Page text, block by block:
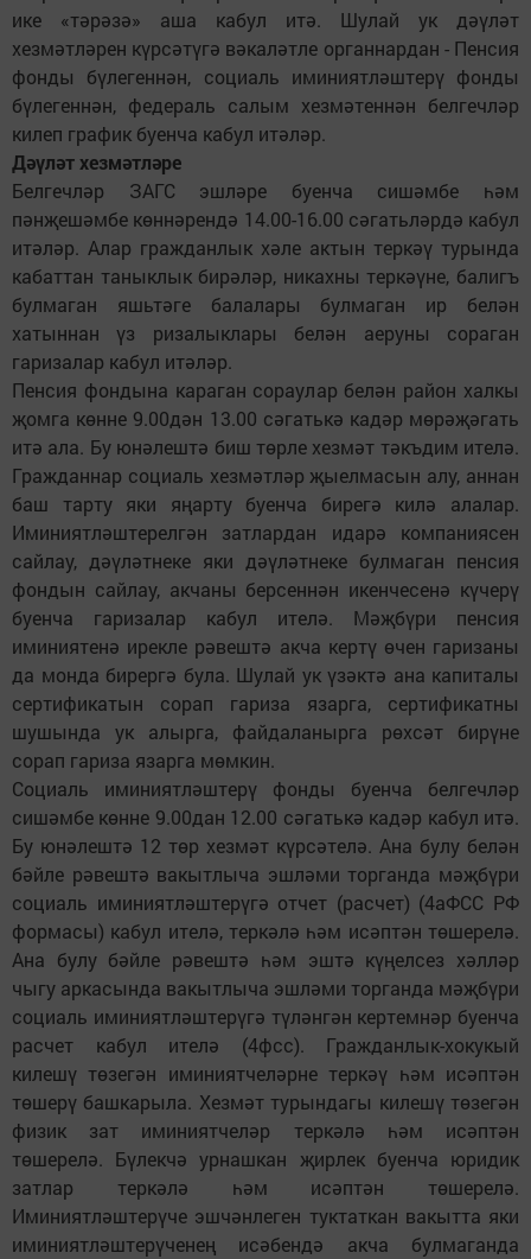
ике «тәрәзә» аша кабул итә. Шулай ук дәүләт
хезмәтләрен күрсәтүгә вәкаләтле органнардан - Пенсия
фонды бүлегеннән, социаль иминиятләштерү фонды
бүлегеннән, федераль салым хезмәтеннән белгечләр
килеп график буенча кабул итәләр.
Дәүләт хезмәтләре
Белгечләр ЗАГС эшләре буенча сишәмбе һәм
пәнҗешәмбе көннәрендә 14.00-16.00 сәгатьләрдә кабул
итәләр. Алар гражданлык хәле актын теркәү турында
кабаттан таныклык бирәләр, никахны теркәүне, балигъ
булмаган яшьтәге балалары булмаган ир белән
хатыннан үз ризалыклары белән аеруны сораган
гаризалар кабул итәләр.
Пенсия фондына караган сораулар белән район халкы
җомга көнне 9.00дән 13.00 сәгатькә кадәр мөрәҗәгать
итә ала. Бу юнәлештә биш төрле хезмәт тәкъдим ителә.
Гражданнар социаль хезмәтләр җыелмасын алу, аннан
баш тарту яки яңарту буенча бирегә килә алалар.
Иминиятләштерелгән затлардан идарә компаниясен
сайлау, дәүләтнеке яки дәүләтнеке булмаган пенсия
фондын сайлау, акчаны берсеннән икенчесенә күчерү
буенча гаризалар кабул ителә. Мәҗбүри пенсия
иминиятенә ирекле рәвештә акча кертү өчен гаризаны
да монда бирергә була. Шулай ук үзәктә ана капиталы
сертификатын сорап гариза язарга, сертификатны
шушында ук алырга, файдаланырга рөхсәт бирүне
сорап гариза язарга мөмкин.
Социаль иминиятләштерү фонды буенча белгечләр
сишәмбе көнне 9.00дан 12.00 сәгатькә кадәр кабул итә.
Бу юнәлештә 12 төр хезмәт күрсәтелә. Ана булу белән
бәйле рәвештә вакытлыча эшләми торганда мәҗбүри
социаль иминиятләштерүгә отчет (расчет) (4аФСС РФ
формасы) кабул ителә, теркәлә һәм исәптән төшерелә.
Ана булу бәйле рәвештә һәм эштә күңелсез хәлләр
чыгу аркасында вакытлыча эшләми торганда мәҗбүри
социаль иминиятләштерүгә түләнгән кертемнәр буенча
расчет кабул ителә (4фсс). Гражданлык-хокукый
килешү төзегән иминиятчеләрне теркәү һәм исәптән
төшерү башкарыла. Хезмәт турындагы килешү төзегән
физик зат иминиятчеләр теркәлә һәм исәптән
төшерелә. Бүлекчә урнашкан җирлек буенча юридик
затлар теркәлә һәм исәптән төшерелә.
Иминиятләштерүче эшчәнлеген туктаткан вакытта яки
иминиятләштерүченең исәбендә акча булмаганда